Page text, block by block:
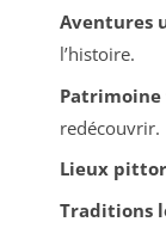
Aventures
l’histoire.
Patrimoine
redécouvrir.
Lieux
Traditions